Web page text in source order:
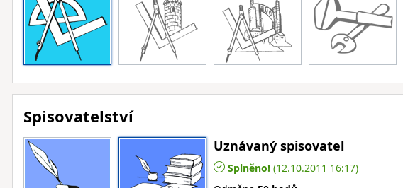
Spisovatelství
Uznávaný spisovatel
Splněno! (12.10.2011 16:17)